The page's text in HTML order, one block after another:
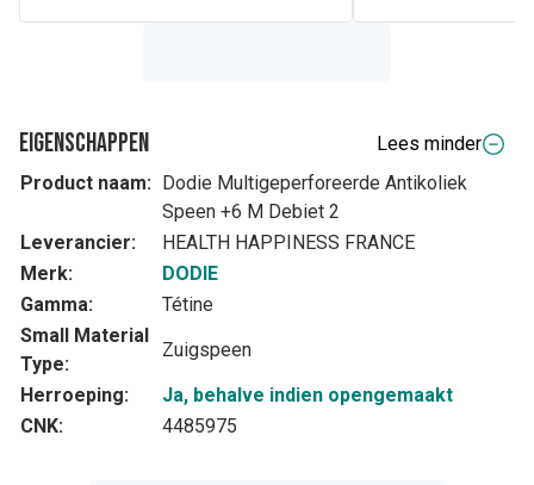
Eigenschappen
Lees minder
Product naam: Dodie Multigeperforeerde Antikoliek
Speen +6 M Debiet 2
Leverancier:
HEALTH HAPPINESS FRANCE
Merk:
DODIE
Gamma:
Tétine
Small Material
Type:
Zuigspeen
Herroeping:
Ja, behalve indien opengemaakt
CNK:
4485975